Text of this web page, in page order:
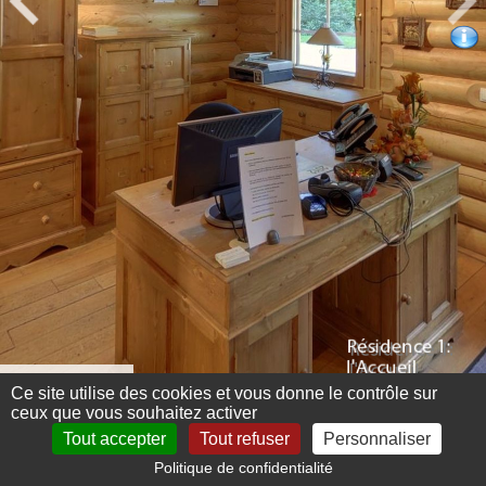
Menu 360°
Ce site utilise des cookies et vous donne le contrôle sur
ceux que vous souhaitez activer
Tout accepter
Tout refuser Personnaliser
Politique de confidentialité